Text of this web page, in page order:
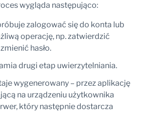
wygląda następująco:
zalogować się do konta lub
operację, np. zatwierdzić
hasło.
drugi etap uwierzytelniania.
wygenerowany – przez aplikację
na urządzeniu użytkownika
który następnie dostarcza